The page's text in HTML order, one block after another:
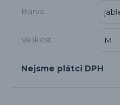
Barva
Velikost
Nejsme plátci DPH